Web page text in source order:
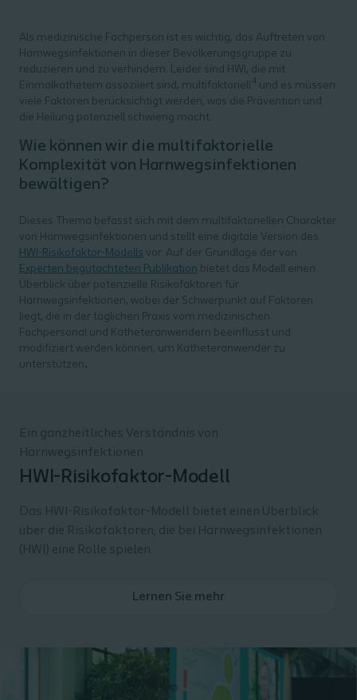
Als medizinische Fachperson ist es wichtig, das Auftreten von
Harnwegsinfektionen in dieser Bevölkerungsgruppe zu
reduzieren und zu verhindern. Leider sind HWI, die mit
Einmalkathetern assoziiert sind, multifaktoriell4 und es müssen
viele Faktoren berücksichtigt werden, was die Prävention und
die Heilung potenziell schwierig macht.
Wie können wir die multifaktorielle
Komplexität von Harnwegsinfektionen
bewältigen?
Dieses Thema befasst sich mit dem multifaktoriellen Charakter
von Harnwegsinfektionen und stellt eine digitale Version des
HWI-Risikofaktor-Modells vor. Auf der Grundlage der von
Experten begutachteten Publikation bietet das Modell einen
Überblick über potenzielle Risikofaktoren für
Harnwegsinfektionen, wobei der Schwerpunkt auf Faktoren
liegt, die in der täglichen Praxis vom medizinischen
Fachpersonal und Katheteranwendern beeinflusst und
modifiziert werden können, um Katheteranwender zu
unterstützen.
Ein ganzheitliches Verständnis von
Harnwegsinfektionen
HWI-Risikofaktor-Modell
Das HWI-Risikofaktor-Modell bietet einen Überblick
über die Risikofaktoren, die bei Harnwegsinfektionen
(HWI) eine Rolle spielen.
Lernen Sie mehr